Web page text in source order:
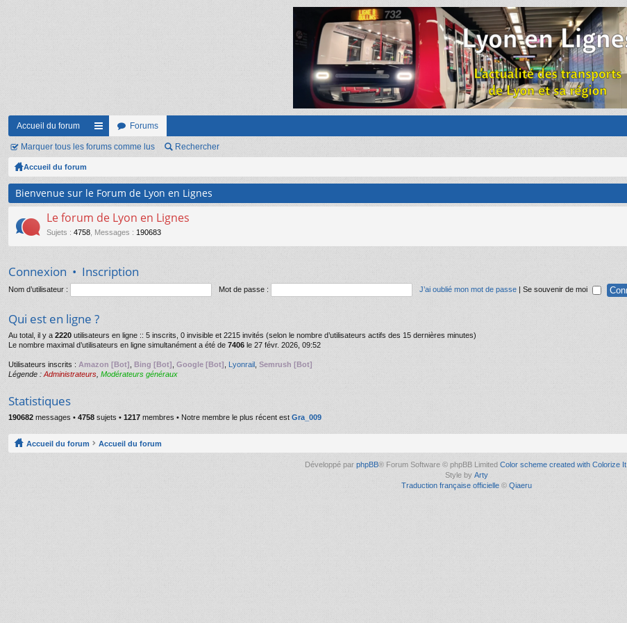
Accueil du forum
ac
ur
ci
s
Forums
Marquer tous les forums comme lus Rechercher
Accueil du forum
Bienvenue sur le Forum de Lyon en Lignes
Le forum de Lyon en Lignes
Sujets : 4758 Messages : 190683
Connexion • Inscription
Nom d’utilisateur : Mot de passe : J’ai oublié mon mot de passe | Se souvenir de moi
Qui est en ligne ?
Au total, il y a 2220 utilisateurs en ligne :: 5 inscrits, 0 invisible et 2215 invités (selon le nombre d’utilisateurs actifs des 15 dernières minutes)
Le nombre maximal d’utilisateurs en ligne simultanément a été de 7406 le 27 févr. 2026, 09:52
Utilisateurs inscrits : Amazon [Bot] Bing [Bot] Google [Bot] Lyonrail Semrush [Bot]
Légende : Administrateurs Modérateurs généraux
Statistiques
190682 messages • 4758 sujets • 1217 membres • Notre membre le plus récent est Gra_009
Accueil du forum Accueil du forum
Développé par phpBB® Forum Software © phpBB Limited Color scheme created with Colorize It
Style by Arty
Traduction française officielle © Qiaeru